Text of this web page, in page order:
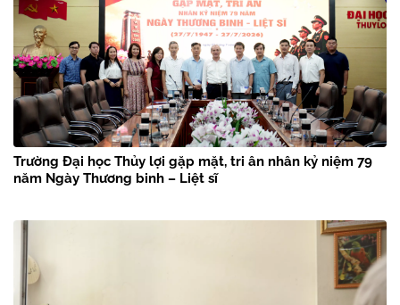
Trường Đại học Thủy lợi gặp mặt, tri ân nhân kỷ niệm 79
năm Ngày Thương binh – Liệt sĩ